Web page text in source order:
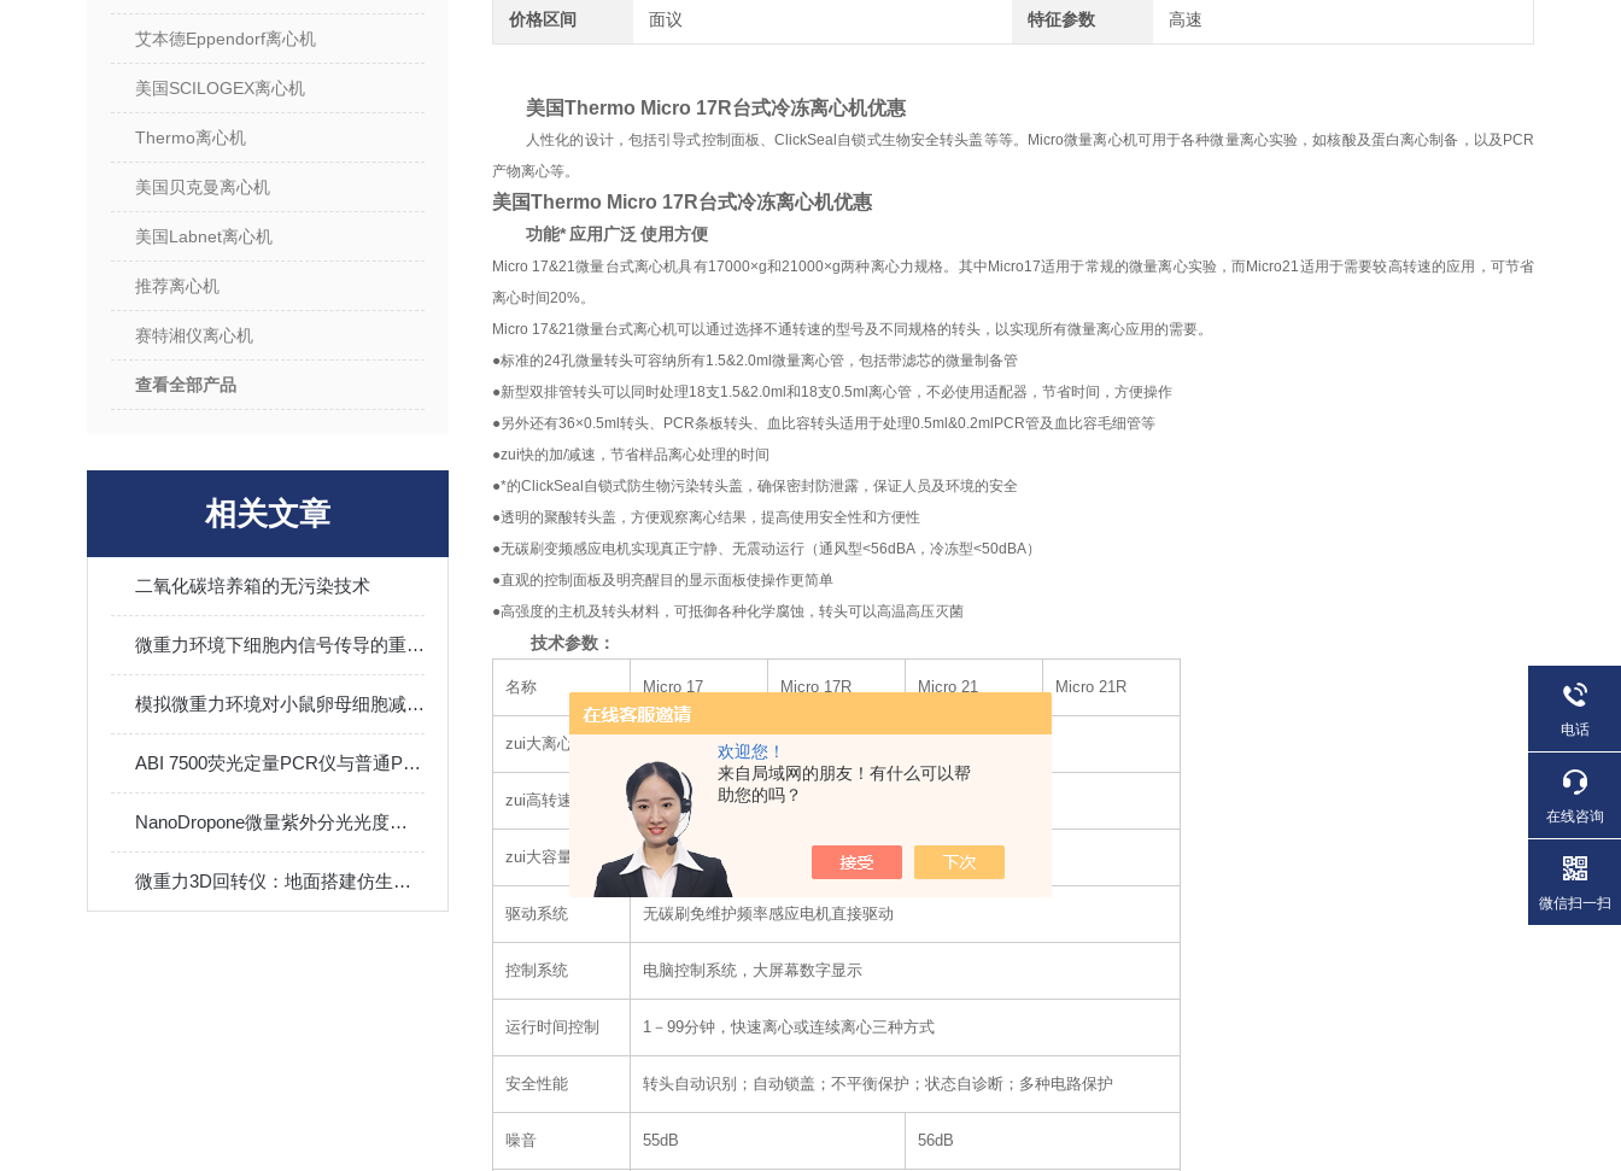
欢迎您！
来自局域网的朋友！有什么可以帮
助您的吗？
艾本德Eppendorf离心机
美国SCILOGEX离心机
Thermo离心机
美国贝克曼离心机
美国Labnet离心机
推荐离心机
赛特湘仪离心机
查看全部产品
相关文章
二氧化碳培养箱的无污染技术
微重力环境下细胞内信号传导的重编程现象
模拟微重力环境对小鼠卵母细胞减数分裂的影响研究新突破
ABI 7500荧光定量PCR仪与普通PCR的区别
NanoDropone微量紫外分光光度计的原理与应用
微重力3D回转仪：地面搭建仿生体内微环境的技术革命
价格区间 面议 特征参数 高速
美国Thermo Micro 17R台式冷冻离心机优惠
人性化的设计，包括引导式控制面板、ClickSeal 自锁式生物安全转头盖等等。Micro微量离心机可用于各种微量离心实验，如核酸及蛋白离心制备，以及PCR
产物离心等。
美国Thermo Micro 17R台式冷冻离心机优惠
功能* 应用广泛 使用方便
Micro 17&21微量台式离心机具有17000×g和21000×g两种离心力规格。其中Micro17适用于常规的微量离心实验，而Micro21适用于需要较高转速的应用，可节省
离心时间20%。
Micro 17&21微量台式离心机可以通过选择不通转速的型号及不同规格的转头，以实现所有微量离心应用的需要。
●标准的24孔微量转头可容纳所有1.5&2.0ml微量离心管，包括带滤芯的微量制备管
●新型双排管转头可以同时处理18支1.5&2.0ml和18支0.5ml离心管，不必使用适配器，节省时间，方便操作
●另外还有36×0.5ml转头、PCR条板转头、血比容转头适用于处理0.5ml&0.2mlPCR管及血比容毛细管等
●zui快的加/减速，节省样品离心处理的时间
●*的ClickSeal自锁式防生物污染转头盖，确保密封防泄露，保证人员及环境的安全
●透明的聚酸转头盖，方便观察离心结果，提高使用安全性和方便性
●无碳刷变频感应电机实现真正宁静、无震动运行（通风型<56dBA，冷冻型<50dBA）
●直观的控制面板及明亮醒目的显示面板使操作更简单
●高强度的主机及转头材料，可抵御各种化学腐蚀，转头可以高温高压灭菌
技术参数：
名称 Micro 17 Micro 17R Micro 21 Micro 21R
zui大离心力
zui高转速 13300rpm
zui大容量 24×1.5ml/2.0ml
驱动系统 无碳刷免维护频率感应电机直接驱动
控制系统 电脑控制系统，大屏幕数字显示
运行时间控制 1－99分钟，快速离心或连续离心三种方式
安全性能 转头自动识别；自动锁盖；不平衡保护；状态自诊断；多种电路保护
噪音 55dB 56dB
电话
在线咨询
微信扫一扫